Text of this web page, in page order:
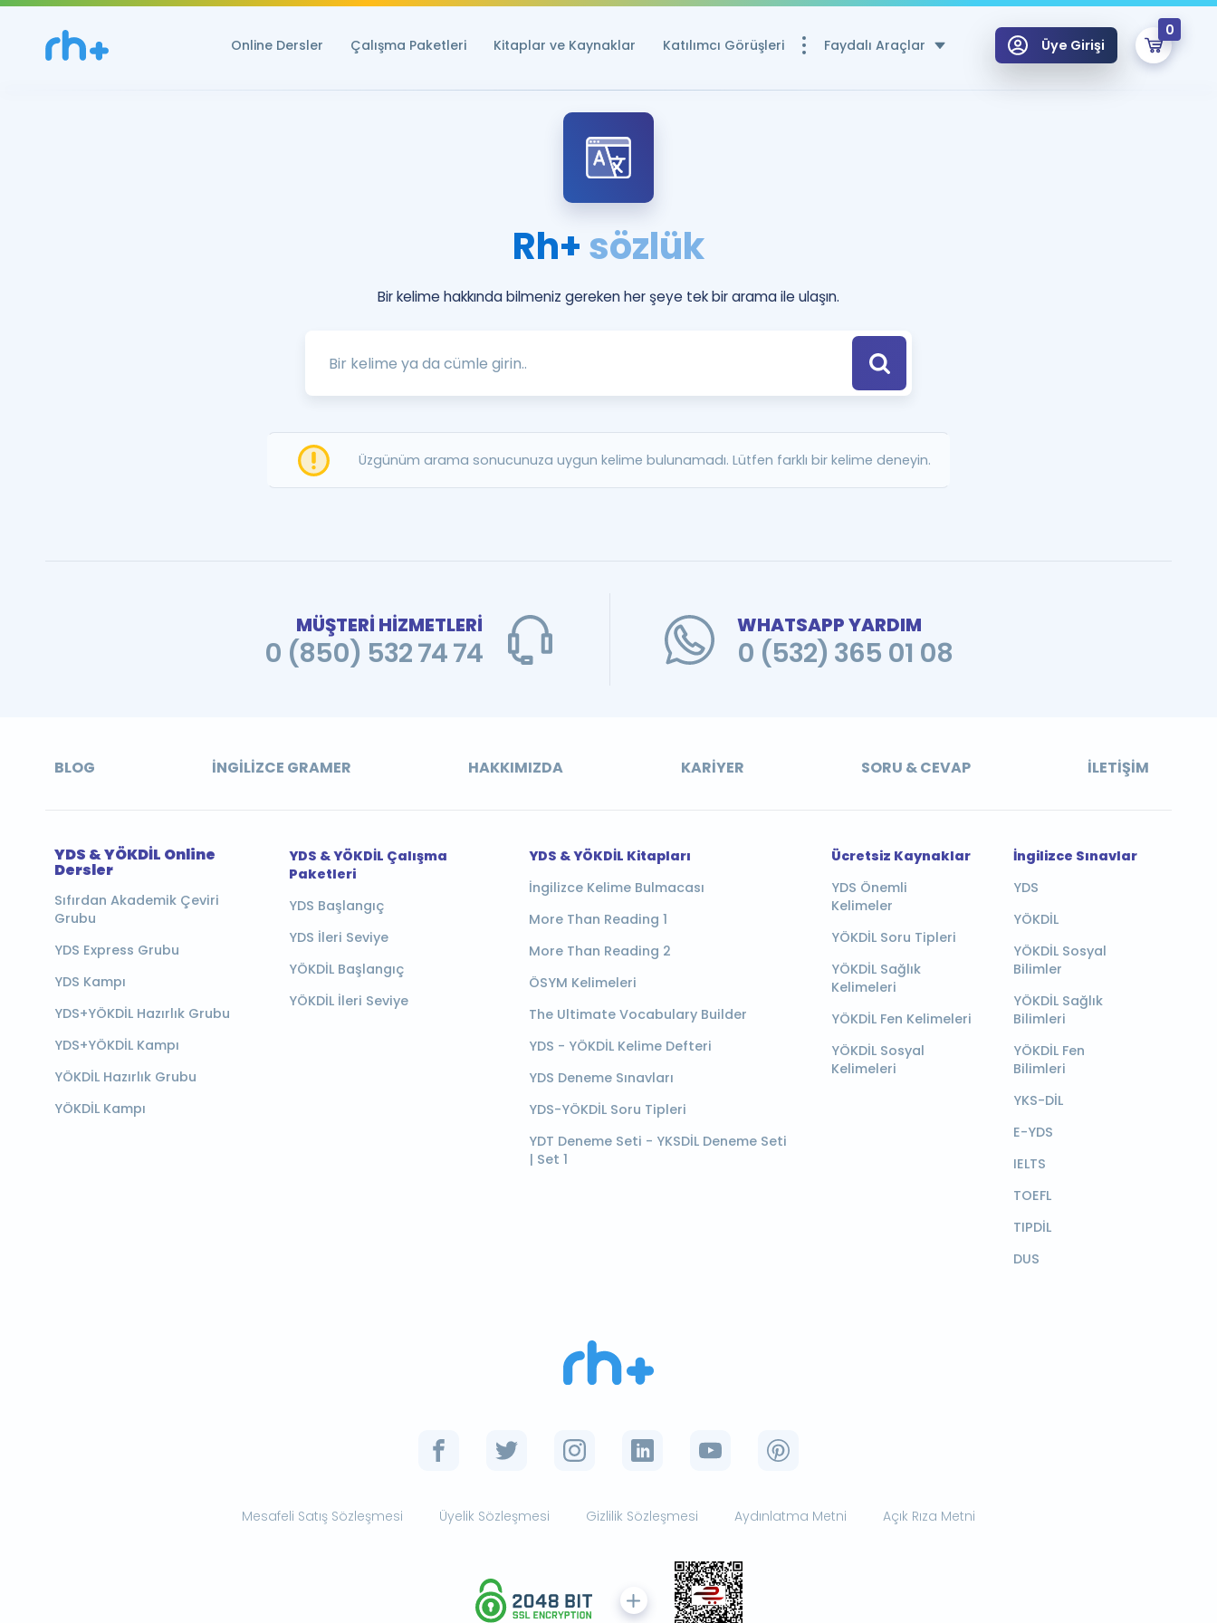
Online Dersler Çalışma Paketleri Kitaplar ve Kaynaklar Katılımcı Görüşleri Faydalı Araçlar
Puan Hesaplama
Rehberlik Aracı
Tüm ÖSYM Sınavları Tek Takvimde
Kampanyalar
Eğitim ve Kitaplara Özel Fırsatlar
Blog
Üye Girişi
0
Rh+sözlük
Bir kelime hakkında bilmeniz gereken her şeye tek bir arama ile ulaşın.
Üzgünüm arama sonucunuza uygun kelime bulunamadı. Lütfen farklı bir kelime deneyin.
MÜŞTERİ HİZMETLERİ
0 (850) 532 74 74
WHATSAPP YARDIM
0 (532) 365 01 08
BLOG İNGILIZCE GRAMER HAKKIMIZDA KARIYER SORU & CEVAP İLETIŞIM
YDS & YÖKDİL Online
Dersler
Sıfırdan Akademik Çeviri
Grubu
YDS Express Grubu
YDS Kampı
YDS+YÖKDİL Hazırlık Grubu
YDS+YÖKDİL Kampı
YÖKDİL Hazırlık Grubu
YÖKDİL Kampı
YDS & YÖKDİL Çalışma
Paketleri
YDS Başlangıç
YDS İleri Seviye
YÖKDİL Başlangıç
YÖKDİL İleri Seviye
YDS & YÖKDİL Kitapları
İngilizce Kelime Bulmacası
More Than Reading 1
More Than Reading 2
ÖSYM Kelimeleri
The Ultimate Vocabulary Builder
YDS - YÖKDİL Kelime Defteri
YDS Deneme Sınavları
YDS-YÖKDİL Soru Tipleri
YDT Deneme Seti - YKSDİL Deneme Seti
| Set 1
Ücretsiz Kaynaklar
YDS Önemli
Kelimeler
YÖKDİL Soru Tipleri
YÖKDİL Sağlık
Kelimeleri
YÖKDİL Fen Kelimeleri
YÖKDİL Sosyal
Kelimeleri
İngilizce Sınavlar
YDS
YÖKDİL
YÖKDİL Sosyal
Bilimler
YÖKDİL Sağlık
Bilimleri
YÖKDİL Fen
Bilimleri
YKS-DİL
E-YDS
IELTS
TOEFL
TIPDİL
DUS
Mesafeli Satış Sözleşmesi Üyelik Sözleşmesi Gizlilik Sözleşmesi Aydınlatma Metni Açık Rıza Metni